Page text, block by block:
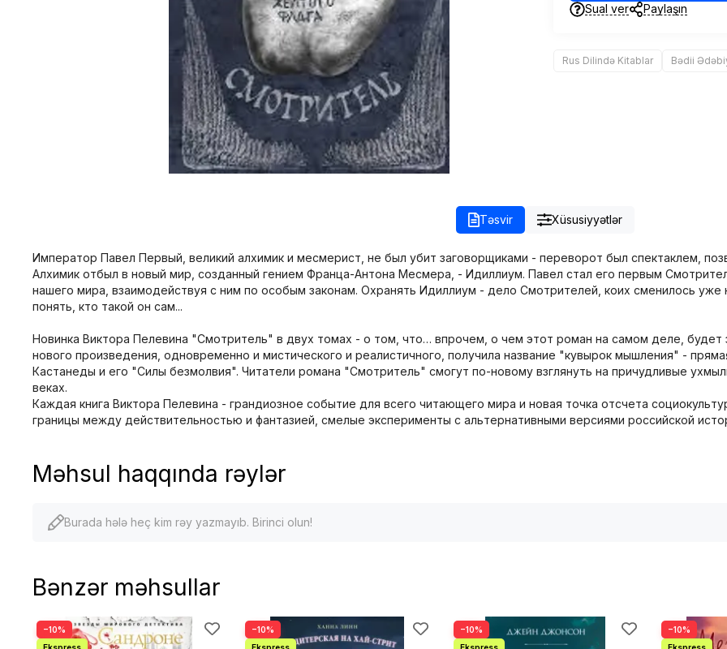
Sual ver Paylaşın
Rus Dilində Kitablar Bədii
Təsvir Xüsusiyyətlər
Император Павел Первый, великий алхимик и месмерист, не был убит заговорщиками - переворот был спектаклем,
Алхимик отбыл в новый мир, созданный гением Франца-Антона Месмера, - Идиллиум. Павел стал его первым
нашего мира, взаимодействуя с ним по особым законам. Охранять Идиллиум - дело Смотрителей, коих сменилось
понять, кто такой он сам...
Новинка Виктора Пелевина "Смотритель" в двух томах - о том, что… впрочем, о чем этот роман на самом деле,
нового произведения, одновременно и мистического и реалистичного, получила название "кувырок мышления" -
Кастанеды и его "Силы безмолвия". Читатели романа "Смотритель" смогут по-новому взглянуть на причудливые
веках.
Каждая книга Виктора Пелевина - грандиозное событие для всего читающего мира и новая точка отсчета
границы между действительностью и фантазией, смелые эксперименты с альтернативными версиями российской
Məhsul haqqında rəylər
Burada hələ heç kim rəy yazmayıb. Birinci olun!
Bənzər məhsullar
−10% −10% −10% −10%